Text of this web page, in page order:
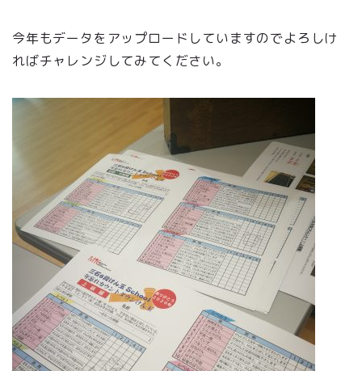
今年もデータをアップロードしていますのでよろしけ
ればチャレンジしてみてください。